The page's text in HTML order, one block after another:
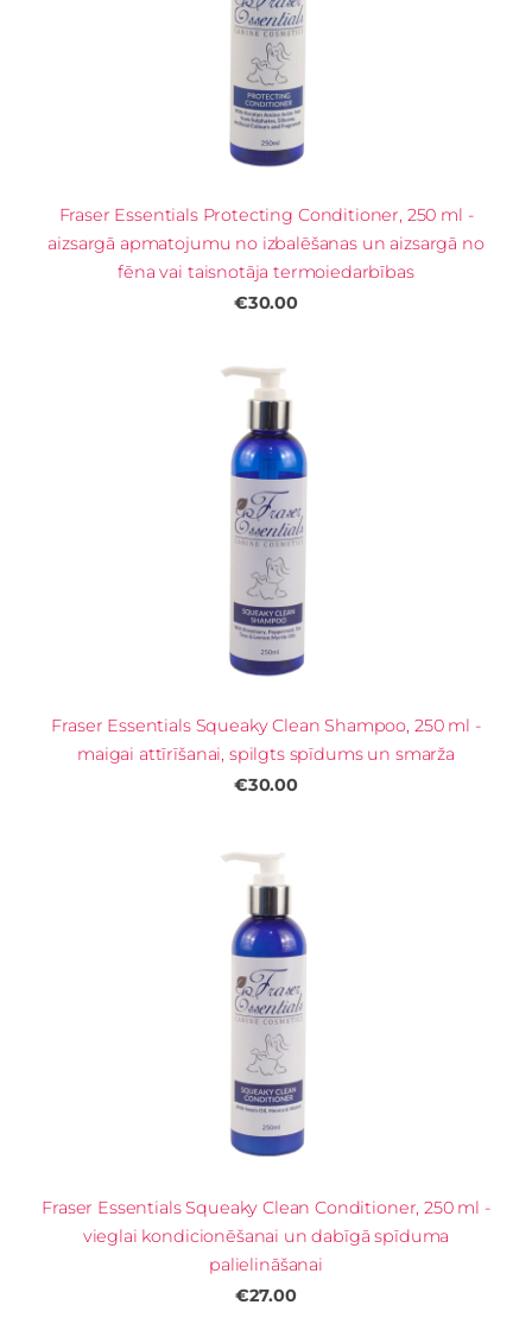
Fraser Essentials Protecting Conditioner, 250 ml -
aizsargā apmatojumu no izbalēšanas un aizsargā no
fēna vai taisnotāja termoiedarbības
€30.00
Fraser Essentials Squeaky Clean Shampoo, 250 ml -
maigai attīrīšanai, spilgts spīdums un smarža
€30.00
Fraser Essentials Squeaky Clean Conditioner, 250 ml -
vieglai kondicionēšanai un dabīgā spīduma
palielināšanai
€27.00